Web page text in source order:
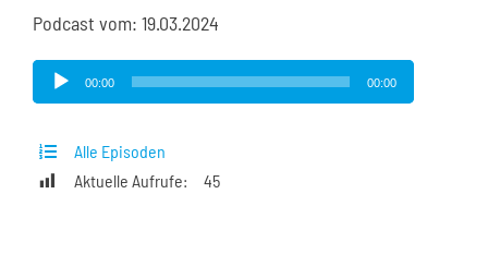
Podcast vom: 19.03.2024
Audio-
Player
00:00 00:00
Alle Episoden
Aktuelle Aufrufe:
45